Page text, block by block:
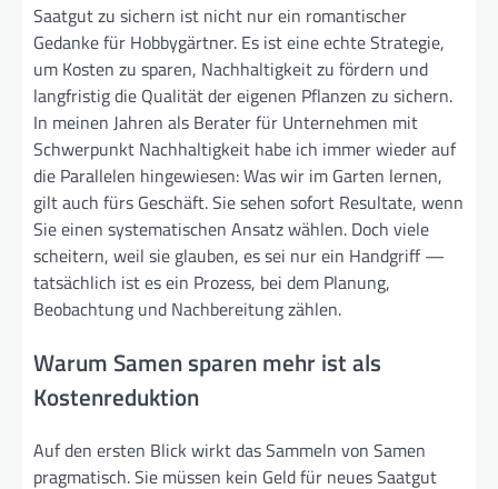
Saatgut zu sichern ist nicht nur ein romantischer
Gedanke für Hobbygärtner. Es ist eine echte Strategie,
um Kosten zu sparen, Nachhaltigkeit zu fördern und
langfristig die Qualität der eigenen Pflanzen zu sichern.
In meinen Jahren als Berater für Unternehmen mit
Schwerpunkt Nachhaltigkeit habe ich immer wieder auf
die Parallelen hingewiesen: Was wir im Garten lernen,
gilt auch fürs Geschäft. Sie sehen sofort Resultate, wenn
Sie einen systematischen Ansatz wählen. Doch viele
scheitern, weil sie glauben, es sei nur ein Handgriff —
tatsächlich ist es ein Prozess, bei dem Planung,
Beobachtung und Nachbereitung zählen.
Warum Samen sparen mehr ist als
Kostenreduktion
Auf den ersten Blick wirkt das Sammeln von Samen
pragmatisch. Sie müssen kein Geld für neues Saatgut